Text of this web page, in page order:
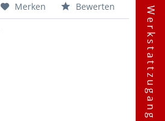
Merken Bewerten Werkstattzugang